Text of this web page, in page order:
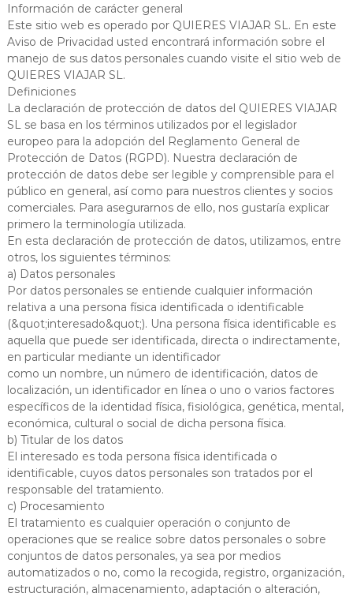
Información de carácter general
Este sitio web es operado por QUIERES VIAJAR SL. En este
Aviso de Privacidad usted encontrará información sobre el
manejo de sus datos personales cuando visite el sitio web de
QUIERES VIAJAR SL.
Definiciones
La declaración de protección de datos del QUIERES VIAJAR
SL se basa en los términos utilizados por el legislador
europeo para la adopción del Reglamento General de
Protección de Datos (RGPD). Nuestra declaración de
protección de datos debe ser legible y comprensible para el
público en general, así como para nuestros clientes y socios
comerciales. Para asegurarnos de ello, nos gustaría explicar
primero la terminología utilizada.
En esta declaración de protección de datos, utilizamos, entre
otros, los siguientes términos:
a) Datos personales
Por datos personales se entiende cualquier información
relativa a una persona física identificada o identificable
(&quot;interesado&quot;). Una persona física identificable es
aquella que puede ser identificada, directa o indirectamente,
en particular mediante un identificador
como un nombre, un número de identificación, datos de
localización, un identificador en línea o uno o varios factores
específicos de la identidad física, fisiológica, genética, mental,
económica, cultural o social de dicha persona física.
b) Titular de los datos
El interesado es toda persona física identificada o
identificable, cuyos datos personales son tratados por el
responsable del tratamiento.
c) Procesamiento
El tratamiento es cualquier operación o conjunto de
operaciones que se realice sobre datos personales o sobre
conjuntos de datos personales, ya sea por medios
automatizados o no, como la recogida, registro, organización,
estructuración, almacenamiento, adaptación o alteración,